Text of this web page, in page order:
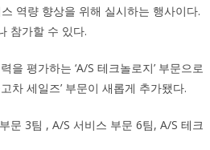
역량 향상을 위해 실시하는 행사이다.
참가할 수 있다.
을 평가하는 ‘A/S 테크놀로지’ 부문으로
차 세일즈’ 부문이 새롭게 추가됐다.
문 3팀 , A/S 서비스 부문 6팀, A/S 테크